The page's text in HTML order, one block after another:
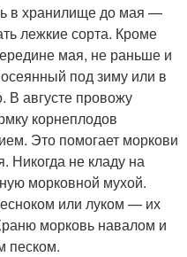
в хранилище до мая —
лежкие сорта. Кроме
мая, не раньше и
под зиму или в
В августе провожу
корнеплодов
Это помогает моркови
Никогда не кладу на
морковной мухой.
или луком — их
морковь навалом и
песком.